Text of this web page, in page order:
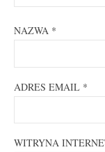
NAZWA *
ADRES EMAIL *
WITRYNA